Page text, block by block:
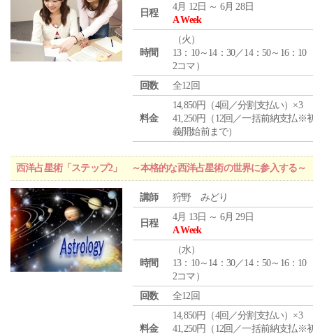
日程
4月 12日 ～ 6月 28日
A Week
時間
（火 ）
13：10～14：30／14：50～16：10
2コマ）
回数
全12回
料金
14,850円（4回／分割支払い）×3
41,250円（12回／一括前納支払※
義開始前まで）
西洋占星術「ステップ2」 ～本格的な西洋占星術の世界に参入する～
講師 狩野 みどり
日程
4月 13日 ～ 6月 29日
A Week
時間
（水）
13：10～14：30／14：50～16：10
2コマ）
回数
全12回
料金
14,850円（4回／分割支払い）×3
41,250円（12回／一括前納支払※